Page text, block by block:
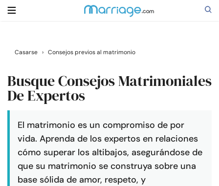
Buscar
Casarse
Familia
Ayuda
Casarse › Consejos previos al matrimonio
Busque Consejos Matrimoniales
De Expertos
El matrimonio es un compromiso de por
vida. Aprenda de los expertos en relaciones
cómo superar los altibajos, asegurándose de
que su matrimonio se construya sobre una
base sólida de amor, respeto, y